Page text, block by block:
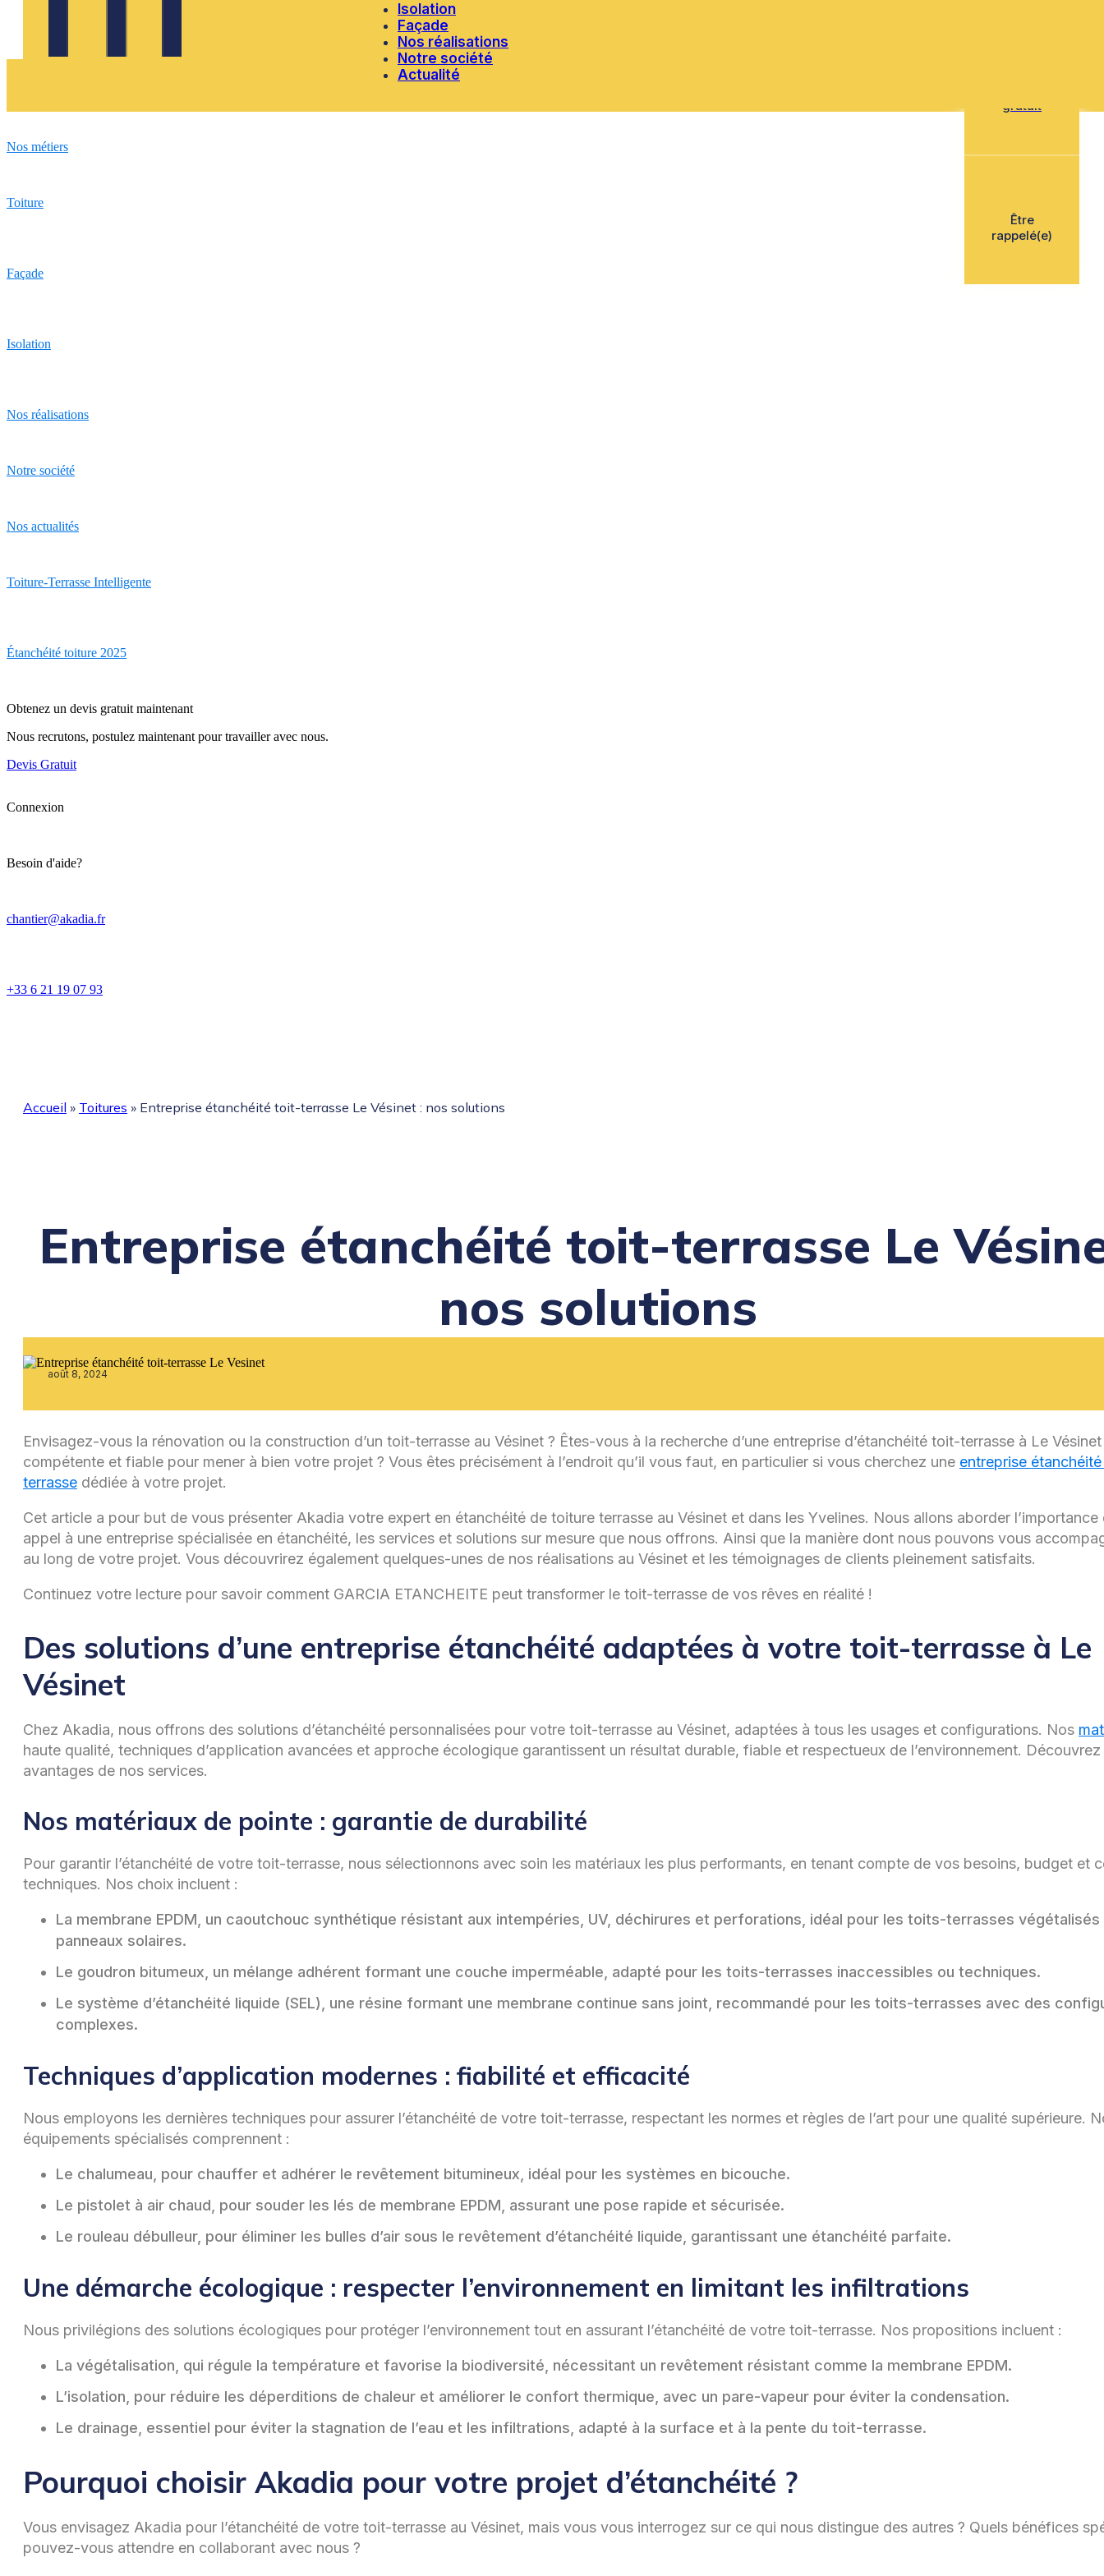
Isolation
Façade
Nos réalisations
Notre société
Actualité
Nos métiers
Toiture
Façade
Isolation
Nos réalisations
Notre société
Nos actualités
Toiture-Terrasse Intelligente
Étanchéité toiture 2025
Obtenez un devis gratuit maintenant
Nous recrutons, postulez maintenant pour travailler avec nous.
Devis Gratuit
Connexion
Besoin d'aide?
chantier@akadia.fr
+33 6 21 19 07 93
gratuit
Être
rappelé(e)
Accueil » Toitures » Entreprise étanchéité toit-terrasse Le Vésinet : nos solutions
Entreprise étanchéité toit-terrasse Le
nos solutions
août 8, 2024
Envisagez-vous la rénovation ou la construction d’un toit-terrasse au Vésinet ? Êtes-vous à la recherche d’une entreprise d’étanchéité toit-terrasse à Le Vésinet
compétente et fiable pour mener à bien votre projet ? Vous êtes précisément à l’endroit qu’il vous faut, en particulier si vous cherchez une entreprise
terrasse dédiée à votre projet.
Cet article a pour but de vous présenter Akadia votre expert en étanchéité de toiture terrasse au Vésinet et dans les Yvelines. Nous allons aborder l’importance
appel à une entreprise spécialisée en étanchéité, les services et solutions sur mesure que nous offrons. Ainsi que la manière dont nous pouvons vous
au long de votre projet. Vous découvrirez également quelques-unes de nos réalisations au Vésinet et les témoignages de clients pleinement satisfaits.
Continuez votre lecture pour savoir comment GARCIA ETANCHEITE peut transformer le toit-terrasse de vos rêves en réalité !
Des solutions d’une entreprise étanchéité adaptées à votre toit-terrasse à Le
Vésinet
Chez Akadia, nous offrons des solutions d’étanchéité personnalisées pour votre toit-terrasse au Vésinet, adaptées à tous les usages et configurations. Nos
haute qualité, techniques d’application avancées et approche écologique garantissent un résultat durable, fiable et respectueux de l’environnement. Découvrez
avantages de nos services.
Nos matériaux de pointe : garantie de durabilité
Pour garantir l’étanchéité de votre toit-terrasse, nous sélectionnons avec soin les matériaux les plus performants, en tenant compte de vos besoins, budget et
techniques. Nos choix incluent :
La membrane EPDM, un caoutchouc synthétique résistant aux intempéries, UV, déchirures et perforations, idéal pour les toits-terrasses végétalisés
panneaux solaires.
Le goudron bitumeux, un mélange adhérent formant une couche imperméable, adapté pour les toits-terrasses inaccessibles ou techniques.
Le système d’étanchéité liquide (SEL), une résine formant une membrane continue sans joint, recommandé pour les toits-terrasses avec des
complexes.
Techniques d’application modernes : fiabilité et efficacité
Nous employons les dernières techniques pour assurer l’étanchéité de votre toit-terrasse, respectant les normes et règles de l’art pour une qualité supérieure.
équipements spécialisés comprennent :
Le chalumeau, pour chauffer et adhérer le revêtement bitumineux, idéal pour les systèmes en bicouche.
Le pistolet à air chaud, pour souder les lés de membrane EPDM, assurant une pose rapide et sécurisée.
Le rouleau débulleur, pour éliminer les bulles d’air sous le revêtement d’étanchéité liquide, garantissant une étanchéité parfaite.
Une démarche écologique : respecter l’environnement en limitant les infiltrations
Nous privilégions des solutions écologiques pour protéger l’environnement tout en assurant l’étanchéité de votre toit-terrasse. Nos propositions incluent :
La végétalisation, qui régule la température et favorise la biodiversité, nécessitant un revêtement résistant comme la membrane EPDM.
L’isolation, pour réduire les déperditions de chaleur et améliorer le confort thermique, avec un pare-vapeur pour éviter la condensation.
Le drainage, essentiel pour éviter la stagnation de l’eau et les infiltrations, adapté à la surface et à la pente du toit-terrasse.
Pourquoi choisir Akadia pour votre projet d’étanchéité ?
Vous envisagez Akadia pour l’étanchéité de votre toit-terrasse au Vésinet, mais vous vous interrogez sur ce qui nous distingue des autres ? Quels bénéfices
pouvez-vous attendre en collaborant avec nous ?